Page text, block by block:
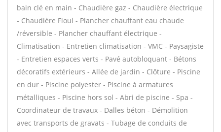
bain clé en main - Chaudière gaz - Chaudière électrique
- Chaudière Fioul - Plancher chauffant eau chaude
/réversible - Plancher chauffant électrique -
Climatisation - Entretien climatisation - VMC - Paysagiste
- Entretien espaces verts - Pavé autobloquant - Bétons
décoratifs extérieurs - Allée de jardin - Clôture - Piscine
en dur - Piscine polyester - Piscine à armatures
métalliques - Piscine hors sol - Abri de piscine - Spa -
Coordinateur de travaux - Dalles béton - Démolition
avec transports de gravats - Tubage de conduits de